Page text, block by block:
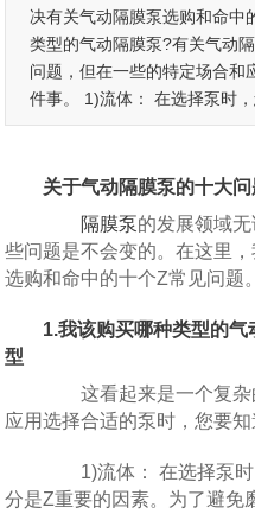
决有关气动隔膜泵选购和命中
类型的气动隔膜泵?有关气动
问题，但在一些的特定场合和
件事。 1)流体： 在选择泵时
关于气动隔膜泵的十大问
隔膜泵的发展领域
些问题是不会变的。在这里
选购和命中的十个Z常见问题。
1.我该购买哪种类型的气
型
这看起来是一个复杂
应用选择合适的泵时，您要知
1)流体： 在选择泵时
分是Z重要的因素。为了避免